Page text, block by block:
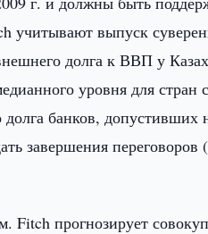
учитывают выпуск
долга к ВВП у
уровня для
банков,
завершения
Fitch прогнозирует